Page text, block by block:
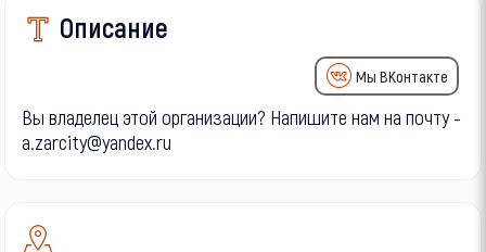
Описание
Мы ВКонтакте
Вы владелец этой организации? Напишите нам на почту -
a.zarcity@yandex.ru